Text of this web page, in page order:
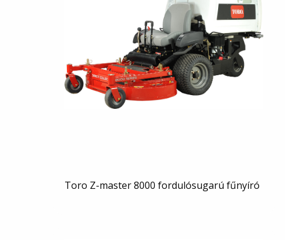
Toro Z-master 8000 fordulósugarú fűnyíró